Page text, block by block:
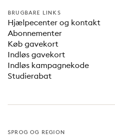
BRUGBARE LINKS
Hjælpecenter og kontakt
Abonnementer
Køb gavekort
Indløs gavekort
Indløs kampagnekode
Studierabat
SPROG OG REGION